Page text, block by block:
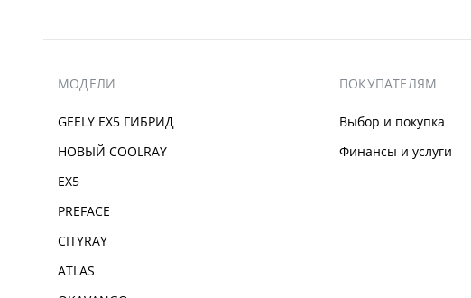
МОДЕЛИ
GEELY EX5 ГИБРИД
НОВЫЙ COOLRAY
EX5
PREFACE
CITYRAY
ATLAS
ПОКУПАТЕЛЯМ
Выбор и покупка
Финансы и услуги